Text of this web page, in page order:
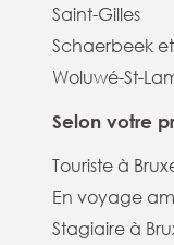
Saint-Gilles
Schaerbeek
Woluwé-St-
Selon votre
Touriste à
En voyage
Stagiaire à